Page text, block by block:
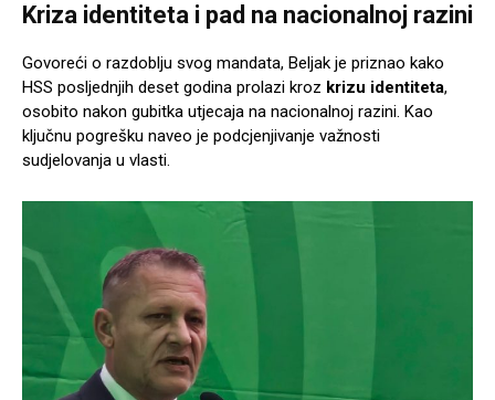
Kriza identiteta i pad na nacionalnoj razini
Govoreći o razdoblju svog mandata, Beljak je priznao kako
HSS posljednjih deset godina prolazi kroz krizu identiteta,
osobito nakon gubitka utjecaja na nacionalnoj razini. Kao
ključnu pogrešku naveo je podcjenjivanje važnosti
sudjelovanja u vlasti.